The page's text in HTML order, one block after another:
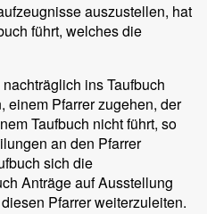
auszustellen, hat
führt, welches die
ins Taufbuch
einem Pfarrer zugehen, der
Taufbuch nicht führt, so
an den Pfarrer
sich die
Anträge auf Ausstellung
Pfarrer weiterzuleiten.